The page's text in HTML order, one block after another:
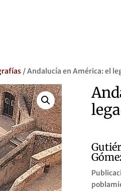
/ Andalucía en América: el